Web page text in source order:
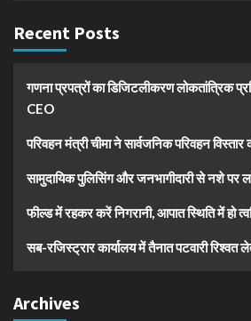
Recent Posts
गणना प्रपत्रों का डिजिटलीकरण लोकतांत्रिक
CEO
परिवहन मंत्री चीमा ने सार्वजनिक परिवहन विस्तार
सामुदायिक पुलिसिंग और जनभागीदारी से नशे पर
फील्ड में रहकर करें निगरानी, आपात स्थिति में हो
सब-रजिस्ट्रार कार्यालय में तैनात पटवारी रिश्वत
Archives